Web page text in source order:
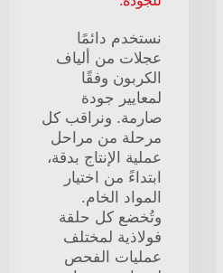
نستخدم دائمًا
عجلات من ألياف
الكربون وفقًا
لمعايير جودة
صارمة. ونراقب كل
مرحلة من مراحل
عملية الإنتاج بدقة،
ابتداءً من اختيار
المواد الخام.
وتُخضع كل حلقة
فولاذية لمختلف
عمليات الفحص